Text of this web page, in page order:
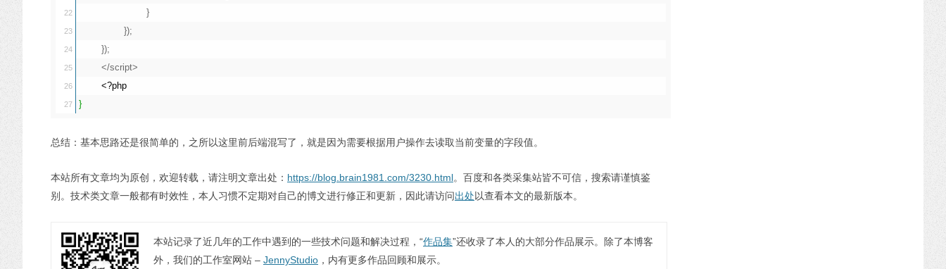
22
23
24
25
26
<?php
}
总结：基本思路还是很简单的，之所以这里前后端混写了，就是因为需要根据用户操作去读取当前变量的字段值。
本站所有文章均为原创，欢迎转载，请注明文章出处： https://blog.brain1981.com/3230.html。百度和各类采集站皆不可信，搜索请谨慎鉴
别。技术类文章一般都有时效性，本人习惯不定期对自己的博文进行修正和更新，因此请访问出处以查看本文的最新版本。
本站记录了近几年的工作中遇到的一些技术问题和解决过程，“作品集”还收录了本人的大部分作品展示。除了本博客
外，我们的工作室网站 – JennyStudio ，内有更多作品回顾和展示。